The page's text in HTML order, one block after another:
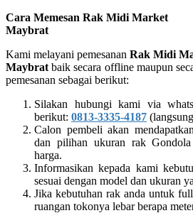
Cara Memesan Rak Midi Market
Maybrat
Kami melayani pemesanan Rak Midi
Maybrat baik secara offline maupun
pemesanan sebagai berikut:
Silakan hubungi kami via
berikut: 0813-3335-4187
Calon pembeli akan
dan pilihan ukuran rak
harga.
Informasikan kepada kami
sesuai dengan model dan ukuran
Jika kebutuhan rak anda untuk
ruangan tokonya lebar berapa